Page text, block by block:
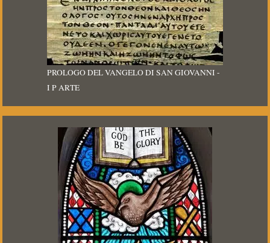
PROLOGO DEL VANGELO DI SAN GIOVANNI -
I P ARTE